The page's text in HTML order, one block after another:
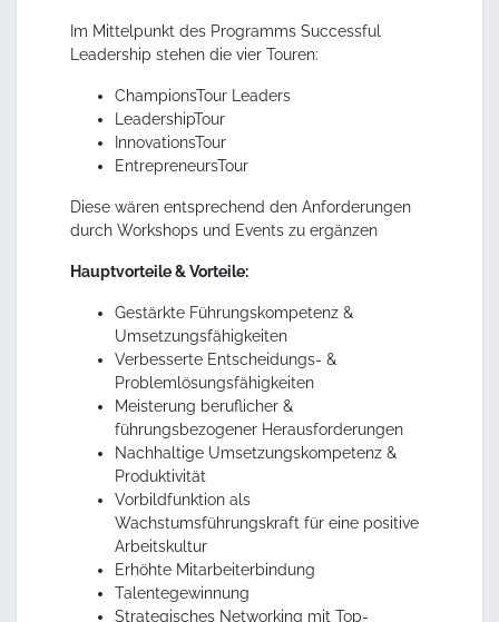
Im Mittelpunkt des Programms Successful
Leadership stehen die vier Touren:
ChampionsTour Leaders
LeadershipTour
InnovationsTour
EntrepreneursTour
Diese wären entsprechend den Anforderungen
durch Workshops und Events zu ergänzen
Hauptvorteile & Vorteile:
Gestärkte Führungskompetenz &
Umsetzungsfähigkeiten
Verbesserte Entscheidungs- &
Problemlösungsfähigkeiten
Meisterung beruflicher &
führungsbezogener Herausforderungen
Nachhaltige Umsetzungskompetenz &
Produktivität
Vorbildfunktion als
Wachstumsführungskraft für eine positive
Arbeitskultur
Erhöhte Mitarbeiterbindung
Talentegewinnung
Strategisches Networking mit Top-